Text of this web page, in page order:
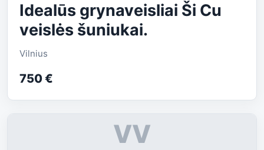
Idealūs grynaveisliai Ši Cu
veislės šuniukai.
Vilnius
750 €
VV